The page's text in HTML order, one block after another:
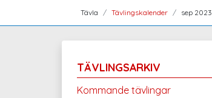
Tävla Tävlingskalender sep 2023
TÄVLINGSARKIV
Kommande tävlingar